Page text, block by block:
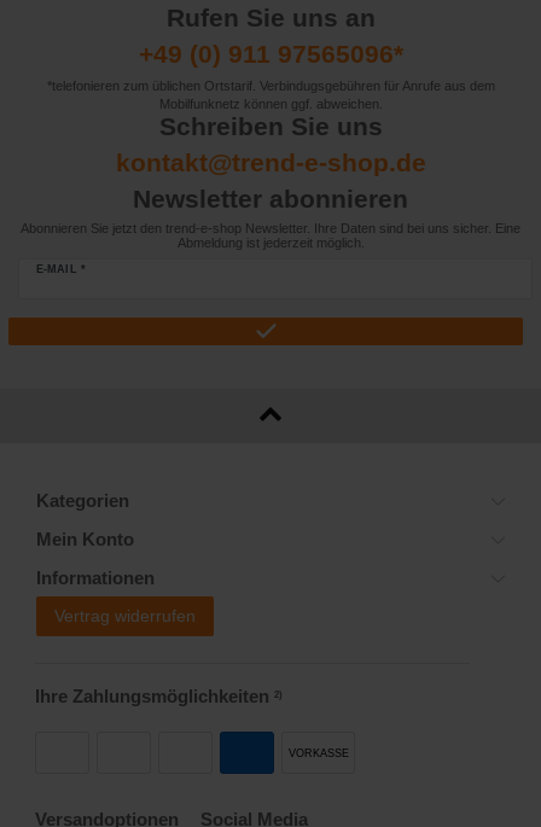
Rufen Sie uns an
+49 (0) 911 97565096*
*telefonieren zum üblichen Ortstarif. Verbindugsgebühren für Anrufe aus dem
Mobilfunknetz können ggf. abweichen.
Schreiben Sie uns
kontakt@trend-e-shop.de
Newsletter abonnieren
Abonnieren Sie jetzt den trend-e-shop Newsletter. Ihre Daten sind bei uns sicher. Eine
Abmeldung ist jederzeit möglich.
E-MAIL *
Kategorien
Mein Konto
Informationen
Vertrag widerrufen
Ihre Zahlungsmöglichkeiten 2)
VORKASSE
Versandoptionen Social Media